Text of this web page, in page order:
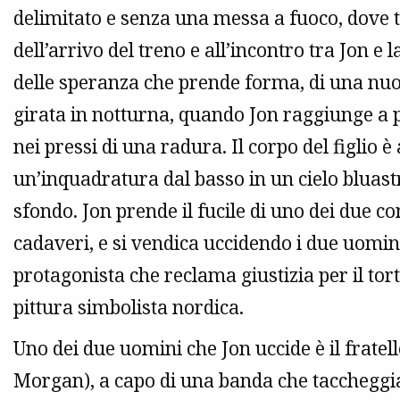
delimitato e senza una messa a fuoco,
dell’arrivo del treno e all’incontro tra Jon e
delle speranza che prende forma, di una
girata in notturna, quando Jon raggiunge
nei pressi di una radura. Il corpo del figlio
un’inquadratura dal basso in un cielo
sfondo. Jon prende il fucile di uno dei due
cadaveri, e si vendica uccidendo i due
protagonista che reclama giustizia per il
pittura simbolista nordica.
Uno dei due uomini che Jon uccide è il
Morgan), a capo di una banda che